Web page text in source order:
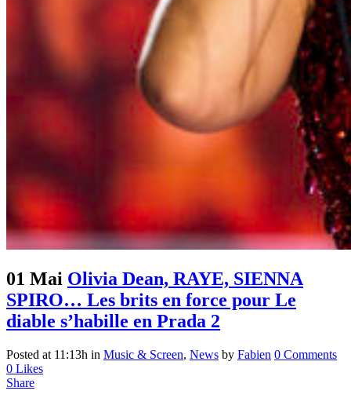
01 Mai Olivia Dean, RAYE, SIENNA
SPIRO… Les brits en force pour Le
diable s’habille en Prada 2
Posted at 11:13h in Music & Screen, News by Fabien 0 Comments
0 Likes
Share